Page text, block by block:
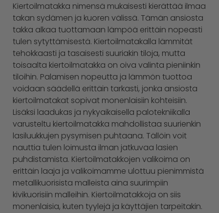
Kiertoilmatakka nimensä mukaisesti kierättää ilmaa
takan sydämen ja kuoren välissä. Tämän ansiosta
takka alkaa tuottamaan lämpöä erittäin nopeasti
tulen sytyttämisestä. Kiertoilmatakalla lämmität
tehokkaasti ja tasaisesti suuriakin tiloja, mutta
toisaalta kiertoilmatakka on oiva valinta pieniinkin
tiloihin. Palamisen nopeutta ja lämmön tuottoa
voidaan säädellä erittäin tarkasti, jonka ansiosta
kiertoilmatakat sopivat monenlaisiin kohteisiin.
Lisäksi laadukas ja nykyaikaisella palotekniikalla
varusteltu kiertoilmatakka mahdollistaa suurienkin
lasiluukkujen pysymisen puhtaana. Tällöin voit
nauttia tulen loimusta ilman jatkuvaa lasien
puhdistamista. Kiertoilmatakkojen valikoima on
erittäin laaja ja valikoimamme ulottuu pienimmistä
metallikuorisista malleista aina suurimpiin
kivikuorisiin malleihin. Kiertoilmatakkoja on siis
monenlaisia, kuten tyylejä ja käyttäjien tarpeitakin.